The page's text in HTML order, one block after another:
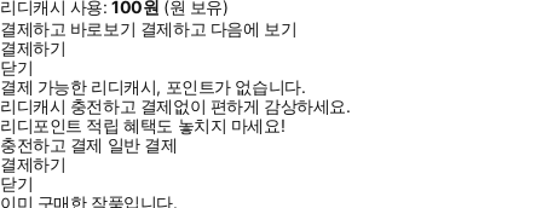
리디캐시 사용:100원 (원 보유)
결제하고 바로보기 결제하고 다음에 보기
결제하기
닫기
결제 가능한 리디캐시, 포인트가 없습니다.
리디캐시 충전하고 결제없이 편하게 감상하세요.
리디포인트 적립 혜택도 놓치지 마세요!
충전하고 결제 일반 결제
결제하기
닫기
이미 구매한 작품입니다.